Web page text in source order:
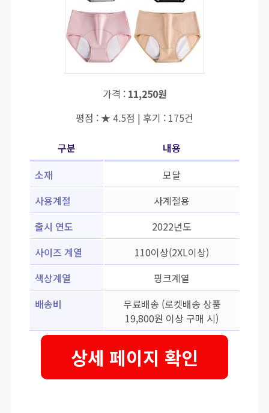
가격 : 11,250원
평점 : ★ 4.5점 | 후기 : 175건
구분
내용
소재
모달
사용계절
사계절용
출시 연도
2022년도
사이즈 계열
110이상(2XL이상)
색상계열
핑크계열
배송비
무료배송 (로켓배송 상품
19,800원 이상 구매 시)
상세 페이지 확인